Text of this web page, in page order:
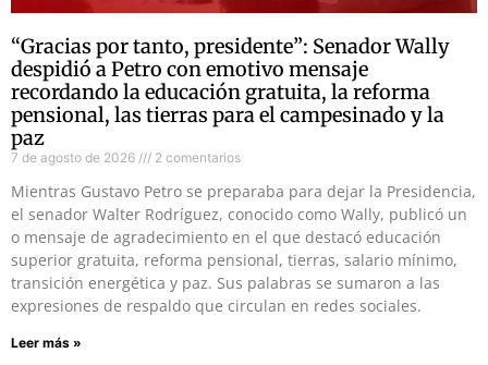
“Gracias por tanto, presidente”: Senador Wally
despidió a Petro con emotivo mensaje
recordando la educación gratuita, la reforma
pensional, las tierras para el campesinado y la
paz
7 de agosto de 2026 2 comentarios
Mientras Gustavo Petro se preparaba para dejar la Presidencia,
el senador Walter Rodríguez, conocido como Wally, publicó un
o mensaje de agradecimiento en el que destacó educación
superior gratuita, reforma pensional, tierras, salario mínimo,
transición energética y paz. Sus palabras se sumaron a las
expresiones de respaldo que circulan en redes sociales.
Leer más »